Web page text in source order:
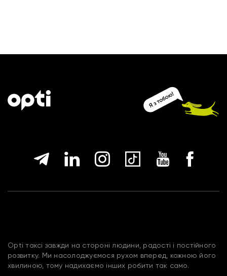
Opti таксі завжди на стороні людини, радості і постійного
розвитку. Ми насолоджуємося рухом вперед, кожною його
хвилиною, тому надихаємо інших робити так само.